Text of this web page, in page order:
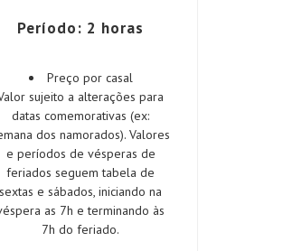
Período: 2 horas
Preço por casal
sujeito a alterações para
datas comemorativas (ex:
dos namorados). Valores
e períodos de vésperas de
feriados seguem tabela de
sextas e sábados, iniciando na
as 7h e terminando às
7h do feriado.